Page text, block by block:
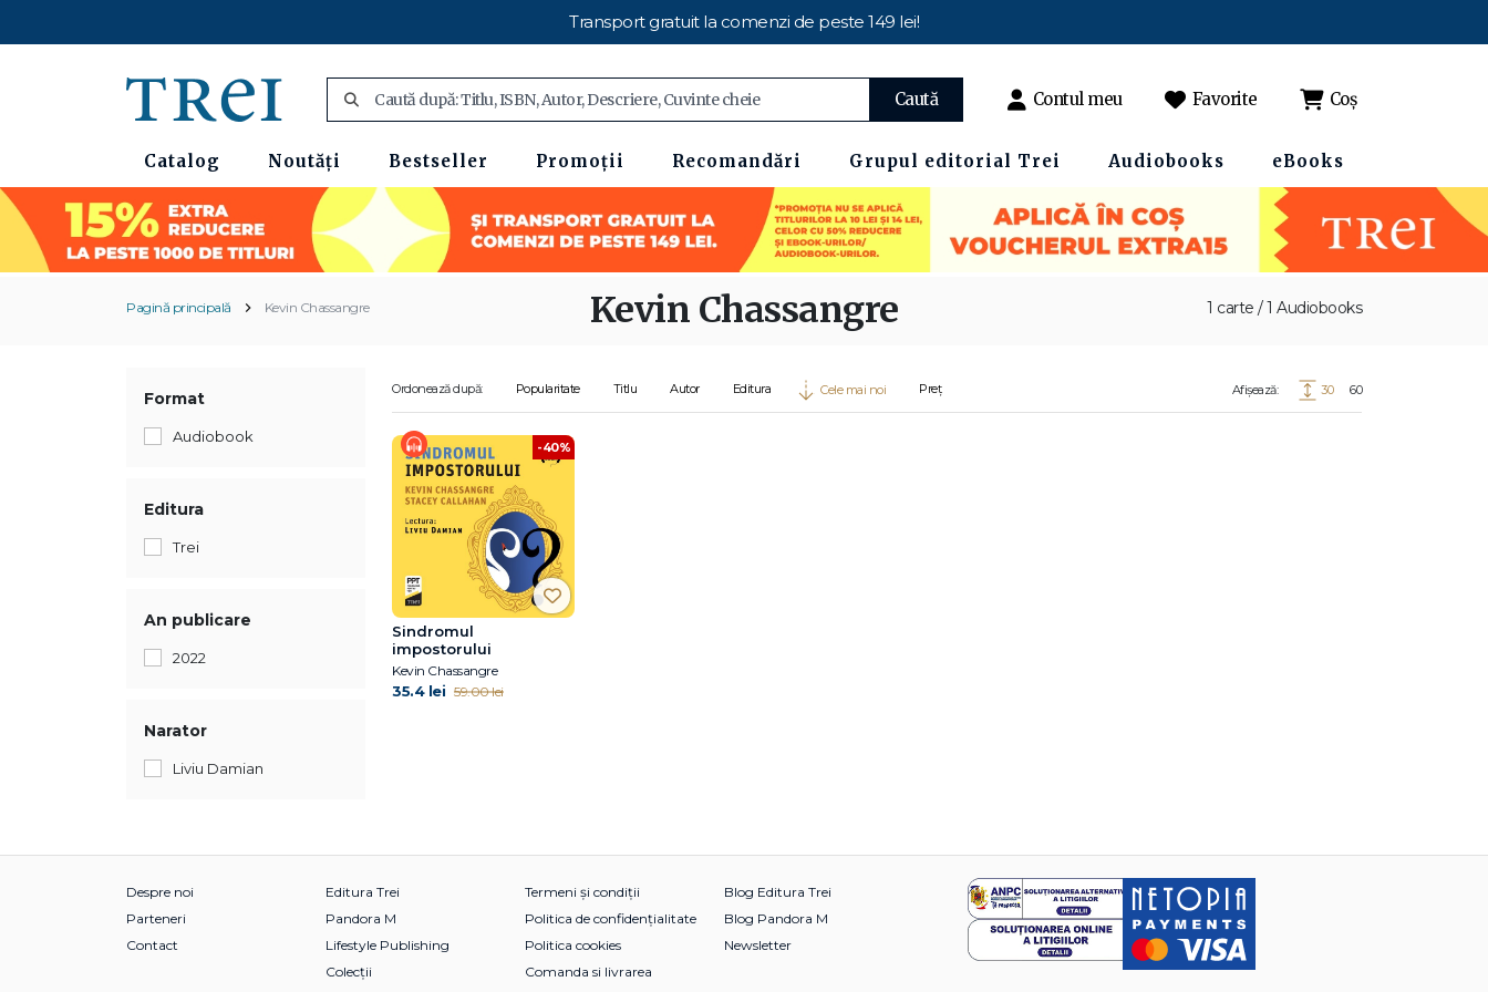
Transport gratuit la comenzi de peste 149 lei!
Caută Contul meu Favorite Coș
Catalog Noutăți Bestseller Promoții Recomandări Grupul editorial Trei Audiobooks eBooks
Pagină principală Kevin Chassangre 1 carte / 1 Audiobooks
Kevin Chassangre
Format
Audiobook
Editura
Trei
An publicare
2022
Narator
Liviu Damian
Ordonează după: Popularitate Titlu Autor Editura Cele mai noi Preț Afișează: 30 60
-40%
Sindromul
impostorului
Kevin Chassangre
35.4 lei 59.00 lei
Despre noi
Parteneri
Contact
Editura Trei
Pandora M
Lifestyle Publishing
Colecții
Termeni și condiții
Politica de confidențialitate
Politica cookies
Comanda si livrarea
Blog Editura Trei
Blog Pandora M
Newsletter